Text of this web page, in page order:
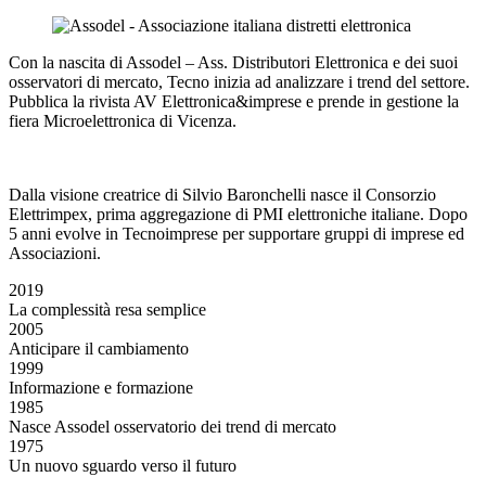
Con la nascita di Assodel – Ass. Distributori Elettronica e dei suoi
osservatori di mercato, Tecno inizia ad analizzare i trend del settore.
Pubblica la rivista AV Elettronica&imprese e prende in gestione la
fiera Microelettronica di Vicenza.
Dalla visione creatrice di Silvio Baronchelli nasce il Consorzio
Elettrimpex, prima aggregazione di PMI elettroniche italiane. Dopo
5 anni evolve in Tecnoimprese per supportare gruppi di imprese ed
Associazioni.
2019
La complessità resa semplice
2005
Anticipare il cambiamento
1999
Informazione e formazione
1985
Nasce Assodel osservatorio dei trend di mercato
1975
Un nuovo sguardo verso il futuro